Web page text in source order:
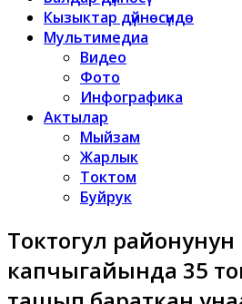
Кызыктар дүйнөсүндө
Мультимедиа
Видео
Фото
Инфографика
Актылар
Мыйзам
Жарлык
Токтом
Буйрук
Токтогул
капчыгайында 35